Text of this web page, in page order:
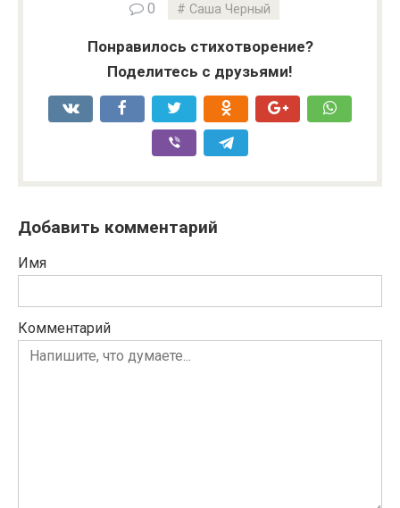
0 Саша Черный
Понравилось стихотворение?
Поделитесь с друзьями!
Добавить комментарий
Имя
Комментарий